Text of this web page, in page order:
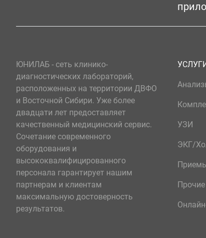
ЮНИЛАБ - сеть клинико-
диагностических лабораторий,
расположенных на территории ДВФО
и Восточной Сибири. Уже более
двадцати лет предоставляет
качественный медицинский сервис.
Сочетание современного
оборудования и
высококвалифицированного
персонала гарантирует нашим
партнерам и клиентам
максимальную достоверность
результатов.
УЗИ
ЭКГ/
Прочие